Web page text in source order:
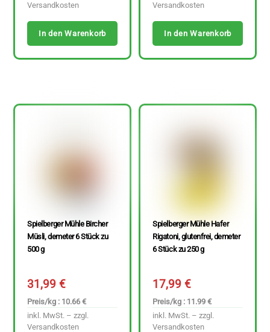
Versandkosten
In den Warenkorb
Versandkosten
In den Warenkorb
Spielberger Mühle Bircher
Müsli, demeter 6 Stück zu
500 g
31,99€
Preis/kg : 10.66 €
inkl. MwSt. – zzgl.
Versandkosten
Spielberger Mühle Hafer
Rigatoni, glutenfrei, demeter
6 Stück zu 250 g
17,99€
Preis/kg : 11.99 €
inkl. MwSt. – zzgl.
Versandkosten